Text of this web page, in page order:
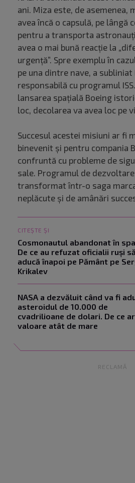
ani. Miza este, de asemenea,
avea încă o capsulă, pe lângă
pentru a transporta
avea o mai bună reacţie la
urgenţă”. Spre exemplu în
pe una dintre nave, a subliniat
responsabilă cu programul
lansarea spațială Boeing
loc, decolarea va avea loc pe
Succesul acestei misiuni ar fi
binevenit şi pentru compania
confruntă cu probleme de
sale. Programul de
transformat într-o saga
neplăcute şi de amânări
CITEȘTE ȘI
Cosmonautul abandonat în
De ce au refuzat oficialii ruși
aducă înapoi pe Pământ pe
Krikalev
NASA a dezvăluit când va fi
asteroidul de 10.000 de
cvadrilioane de dolari. De ce
valoare atât de mare
RECLAMĂ